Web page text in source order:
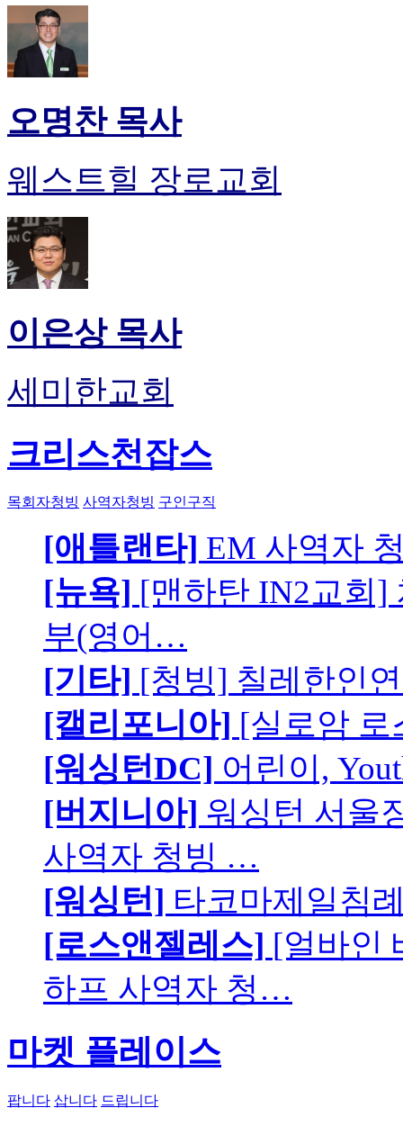
오명찬 목사
웨스트힐 장로교회
이은상 목사
세미한교회
크리스천잡스
목회자청빙 사역자청빙 구인구직
[애틀랜타] EM 사역자
[뉴욕] [맨하탄 IN2교회]
부(영어…
[기타] [청빙] 칠레한인
[캘리포니아] [실로암 로
[워싱턴DC] 어린이,
[버지니아] 워싱턴 서울
사역자 청빙 …
[워싱턴] 타코마제일침
[로스앤젤레스] [얼바인
하프 사역자 청…
마켓 플레이스
팝니다 삽니다 드립니다